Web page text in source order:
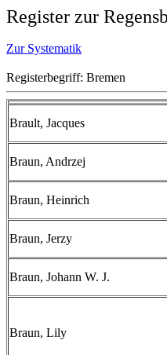
Register zur
Zur Systematik
Registerbegriff: Bremen
Brault, Jacques
Braun, Andrzej
Braun, Heinrich
Braun, Jerzy
Braun, Johann W. J.
Braun, Lily